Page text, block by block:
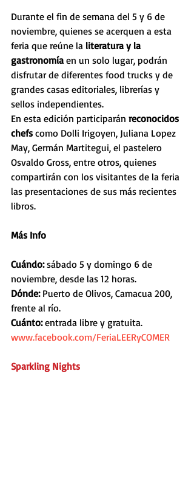
Durante el fin de semana del 5 y 6 de
noviembre, quienes se acerquen a esta
feria que reúne la literatura y la
gastronomía en un solo lugar, podrán
disfrutar de diferentes food trucks y de
grandes casas editoriales, librerías y
sellos independientes.
En esta edición participarán reconocidos
chefs como Dolli Irigoyen, Juliana Lopez
May, Germán Martitegui, el pastelero
Osvaldo Gross, entre otros, quienes
compartirán con los visitantes de la feria
las presentaciones de sus más recientes
libros.
Más Info
Cuándo: sábado 5 y domingo 6 de
noviembre, desde las 12 horas.
Dónde: Puerto de Olivos, Camacua 200,
frente al río.
Cuánto: entrada libre y gratuita.
www.facebook.com/FeriaLEERyCOMER
Sparkling Nights